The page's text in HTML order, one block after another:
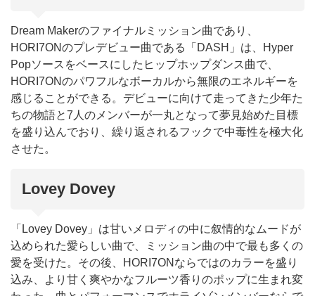
Dream Makerのファイナルミッション曲であり、
HORI7ONのプレデビュー曲である「DASH」は、Hyper
Popソースをベースにしたヒップホップダンス曲で、
HORI7ONのパワフルなボーカルから無限のエネルギーを
感じることができる。デビューに向けて走ってきた少年た
ちの物語と7人のメンバーが一丸となって夢見始めた目標
を盛り込んでおり、繰り返されるフックで中毒性を極大化
させた。
Lovey Dovey
「Lovey Dovey」は甘いメロディの中に叙情的なムードが
込められた愛らしい曲で、ミッション曲の中で最も多くの
愛を受けた。その後、HORI7ONならではのカラーを盛り
込み、より甘く爽やかなフルーツ香りのポップに生まれ変